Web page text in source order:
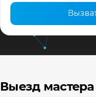
Выезд